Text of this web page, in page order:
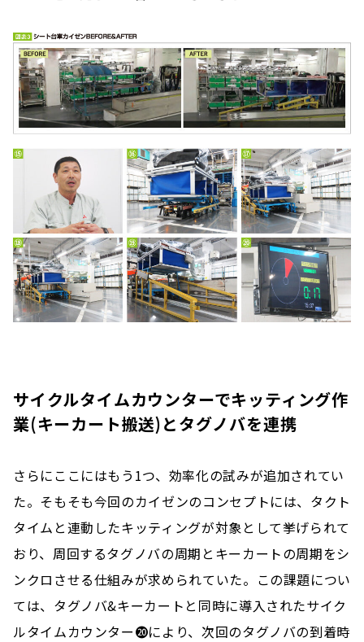
サイクルタイムカウンターでキッティング作
業(キーカート搬送)とタグノバを連携
さらにここにはもう1つ、効率化の試みが追加されてい
た。そもそも今回のカイゼンのコンセプトには、タクト
タイムと連動したキッティングが対象として挙げられて
おり、周回するタグノバの周期とキーカートの周期をシ
ンクロさせる仕組みが求められていた。この課題につい
ては、タグノバ&キーカートと同時に導入されたサイク
ルタイムカウンター⓴により、次回のタグノバの到着時